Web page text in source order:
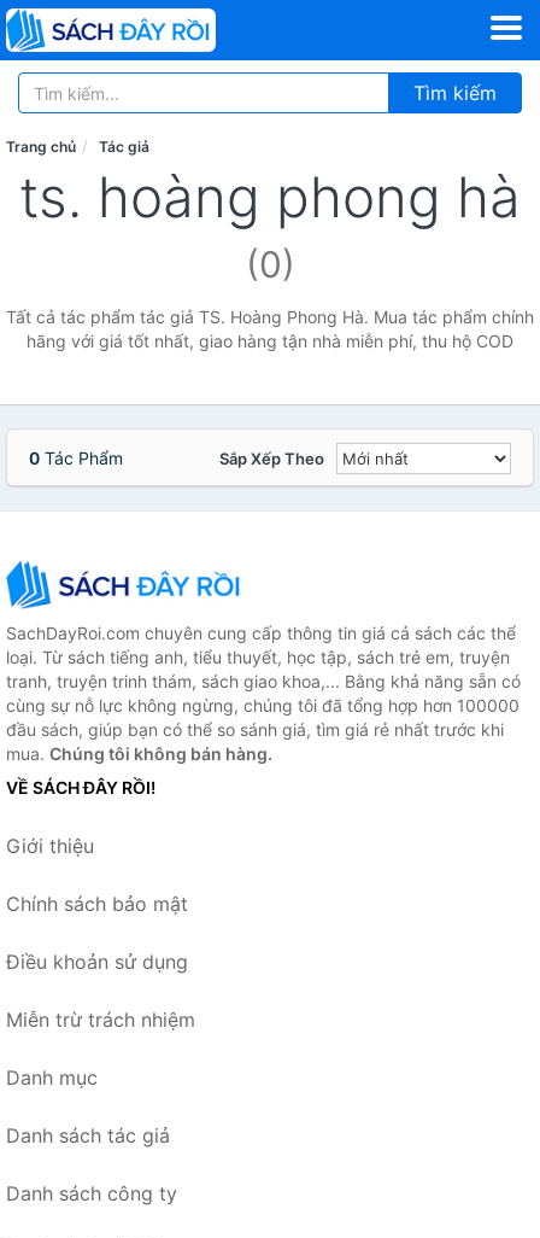
Tìm kiếm
Trang chủ Tác giả
ts. hoàng phong hà
(0)
Tất cả tác phẩm tác giả TS. Hoàng Phong Hà. Mua tác phẩm chính
hãng với giá tốt nhất, giao hàng tận nhà miễn phí, thu hộ COD
0 Tác Phẩm Sắp Xếp Theo
SachDayRoi.com chuyên cung cấp thông tin giá cả sách các thể
loại. Từ sách tiếng anh, tiểu thuyết, học tập, sách trẻ em, truyện
tranh, truyện trinh thám, sách giao khoa,... Bằng khả năng sẵn có
cùng sự nỗ lực không ngừng, chúng tôi đã tổng hợp hơn 100000
đầu sách, giúp bạn có thể so sánh giá, tìm giá rẻ nhất trước khi
mua. Chúng tôi không bán hàng.
VỀ SÁCH ĐÂY RỒI!
Giới thiệu
Chính sách bảo mật
Điều khoản sử dụng
Miễn trừ trách nhiệm
Danh mục
Danh sách tác giả
Danh sách công ty